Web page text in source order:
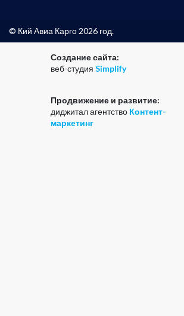
© Кий Авиа Карго 2026 год.
Создание сайта:
веб-студия Simplify
Продвижение и развитие:
диджитал агентство Контент-
маркетинг